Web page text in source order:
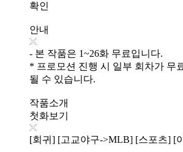
확인
안내
- 본 작품은 1~26화 무료입니다.
* 프로모션 진행 시 일부 회차가 무
될 수 있습니다.
작품소개
첫화보기
[회귀] [고교야구->MLB] [스포츠] [